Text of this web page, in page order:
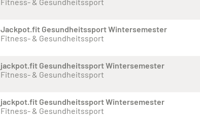
Fitness- & Gesundheitssport
Jackpot.fit Gesundheitssport Wintersemester
Fitness- & Gesundheitssport
jackpot.fit Gesundheitssport Wintersemester
Fitness- & Gesundheitssport
jackpot.fit Gesundheitssport Wintersemester
Fitness- & Gesundheitssport